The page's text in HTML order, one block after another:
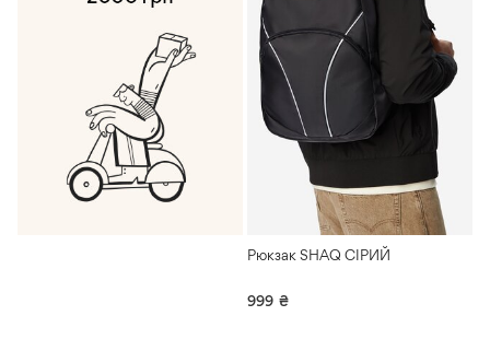
Рюкзак SHAQ СІРИЙ
999 ₴